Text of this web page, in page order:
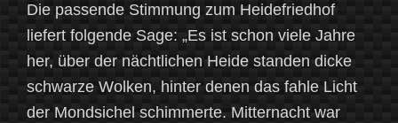
Die passende Stimmung zum Heidefriedhof
liefert folgende Sage: „Es ist schon viele Jahre
her, über der nächtlichen Heide standen dicke
schwarze Wolken, hinter denen das fahle Licht
der Mondsichel schimmerte. Mitternacht war